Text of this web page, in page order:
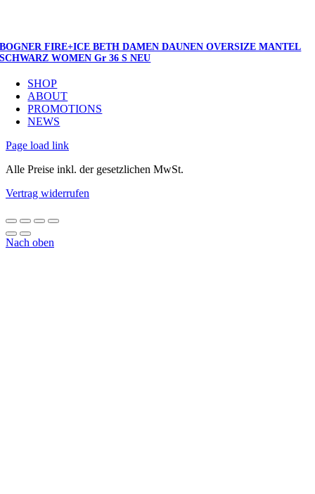
BOGNER FIRE+ICE BETH DAMEN DAUNEN OVERSIZE MANTEL
SCHWARZ WOMEN Gr 36 S NEU
SHOP
ABOUT
PROMOTIONS
NEWS
Page load link
Alle Preise inkl. der gesetzlichen MwSt.
Vertrag widerrufen
Nach oben